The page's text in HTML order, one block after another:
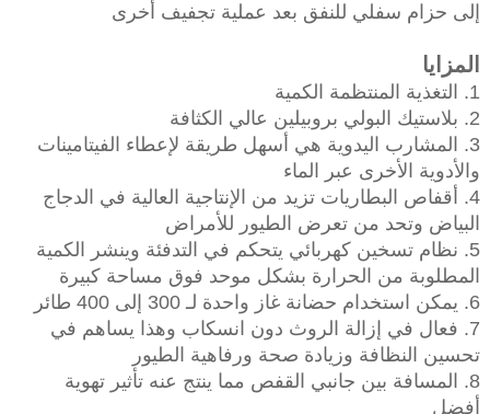
إلى حزام سفلي للنفق بعد عملية تجفيف أخرى
المزايا
1. التغذية المنتظمة الكمية
2. بلاستيك البولي بروبيلين عالي الكثافة
3. المشارب اليدوية هي أسهل طريقة لإعطاء الفيتامينات
والأدوية الأخرى عبر الماء
4. أقفاص البطاريات تزيد من الإنتاجية العالية في الدجاج
البياض وتحد من تعرض الطيور للأمراض
5. نظام تسخين كهربائي يتحكم في التدفئة وينشر الكمية
المطلوبة من الحرارة بشكل موحد فوق مساحة كبيرة
6. يمكن استخدام حضانة غاز واحدة لـ 300 إلى 400 طائر
7. فعال في إزالة الروث دون انسكاب وهذا يساهم في
تحسين النظافة وزيادة صحة ورفاهية الطيور
8. المسافة بين جانبي القفص مما ينتج عنه تأثير تهوية
أفضل